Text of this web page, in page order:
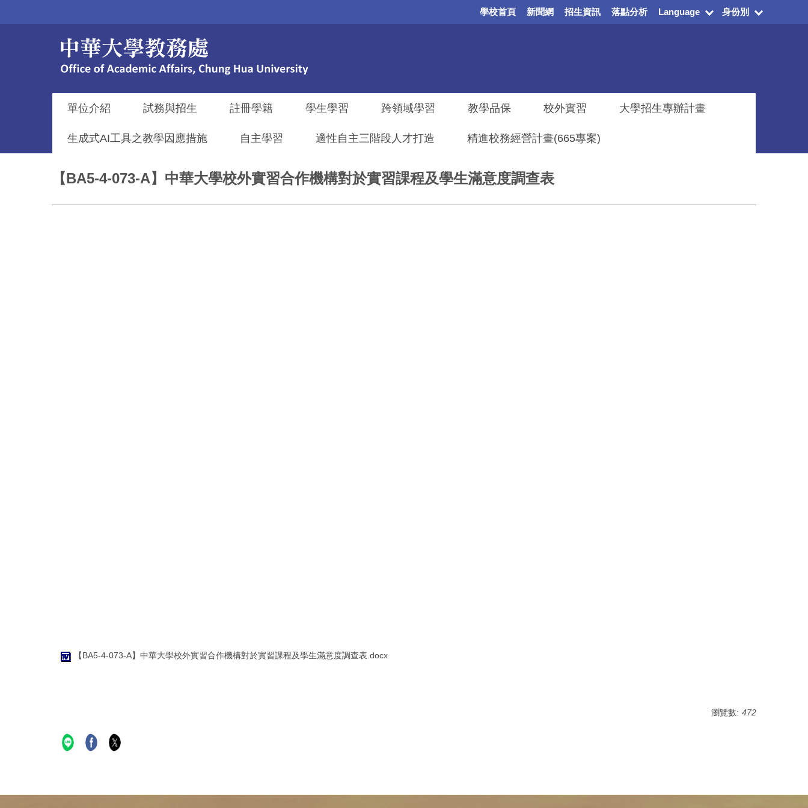
學校首頁 新聞網 招生資訊 落點分析 Language 身份別
單位介紹 試務與招生 註冊學籍 學生學習 跨領域學習 教學品保 校外實習 大學招生專辦計畫
生成式AI工具之教學因應措施 自主學習 適性自主三階段人才打造 精進校務經營計畫(665專案)
【BA5-4-073-A】中華大學校外實習合作機構對於實習課程及學生滿意度調查表
【BA5-4-073-A】中華大學校外實習合作機構對於實習課程及學生滿意度調查表.docx
瀏覽數: 472